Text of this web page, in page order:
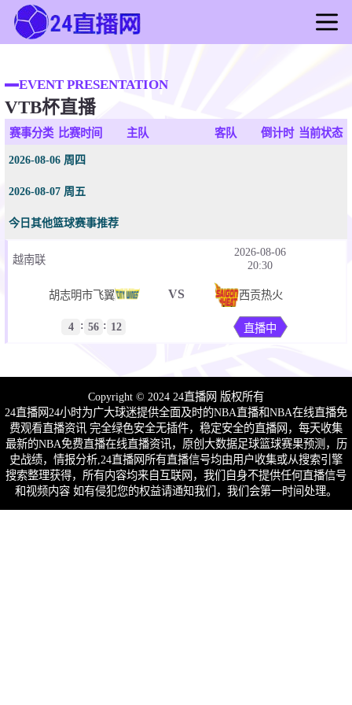
足球直播
篮球直播
足球录像
篮球新闻
EVENT PRESENTATION
VTB杯直播
赛事分类 比赛时间 主队 客队 倒计时 当前状态
2026-08-06 周四
2026-08-07 周五
今日其他篮球赛事推荐
越南联
2026-08-06
20:30
胡志明市飞翼 VS 西贡热火
4 : 56 : 12 直播中
Copyright © 2024 24直播网 版权所有
24直播网24小时为广大球迷提供全面及时的NBA直播和NBA在线直播免
费观看直播资讯 完全绿色安全无插件，稳定安全的直播网，每天收集
最新的NBA免费直播在线直播资讯，原创大数据足球篮球赛果预测，历
史战绩，情报分析,24直播网所有直播信号均由用户收集或从搜索引擎
搜索整理获得，所有内容均来自互联网，我们自身不提供任何直播信号
和视频内容 如有侵犯您的权益请通知我们，我们会第一时间处理。